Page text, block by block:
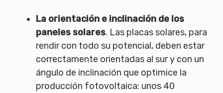
La orientación e inclinación de los
paneles solares. Las placas solares, para
rendir con todo su potencial, deben estar
correctamente orientadas al sur y con un
ángulo de inclinación que optimice la
producción fotovoltaica: unos 40